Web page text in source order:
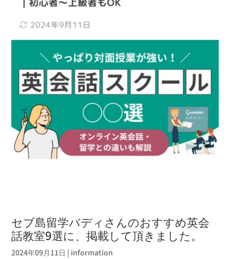
セブ島留学バディさんのおすすめ英会
話教室9選に、掲載して頂きました。
2024年09月11日 | information